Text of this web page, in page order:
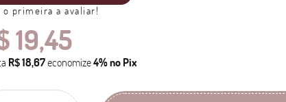
o primeira a avaliar!
19,45
R$ 18,67economize4%no Pix